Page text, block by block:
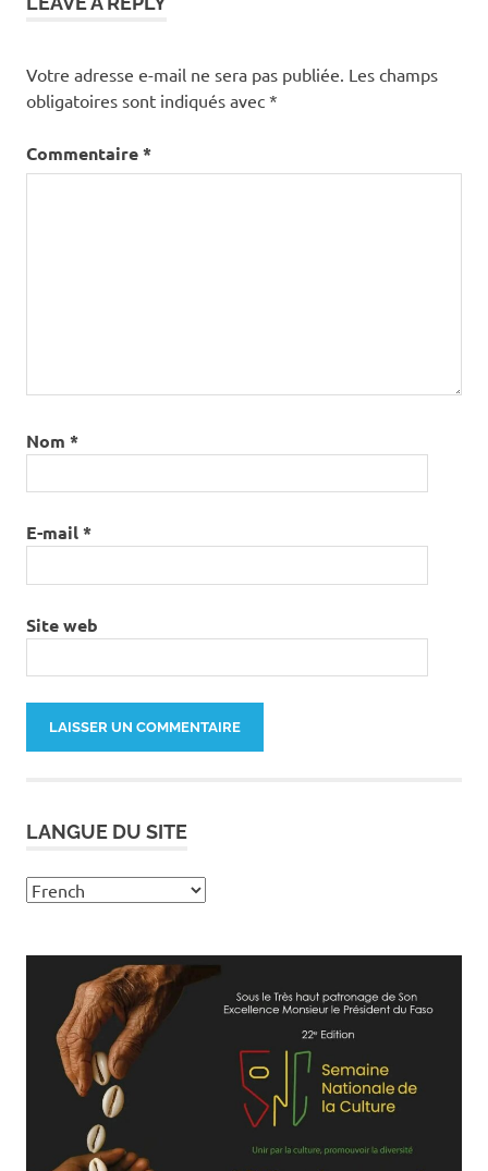
Votre adresse e-mail ne sera pas publiée. Les champs
obligatoires sont indiqués avec *
Commentaire*
Nom *
E-mail*
Site web
LANGUE DU SITE